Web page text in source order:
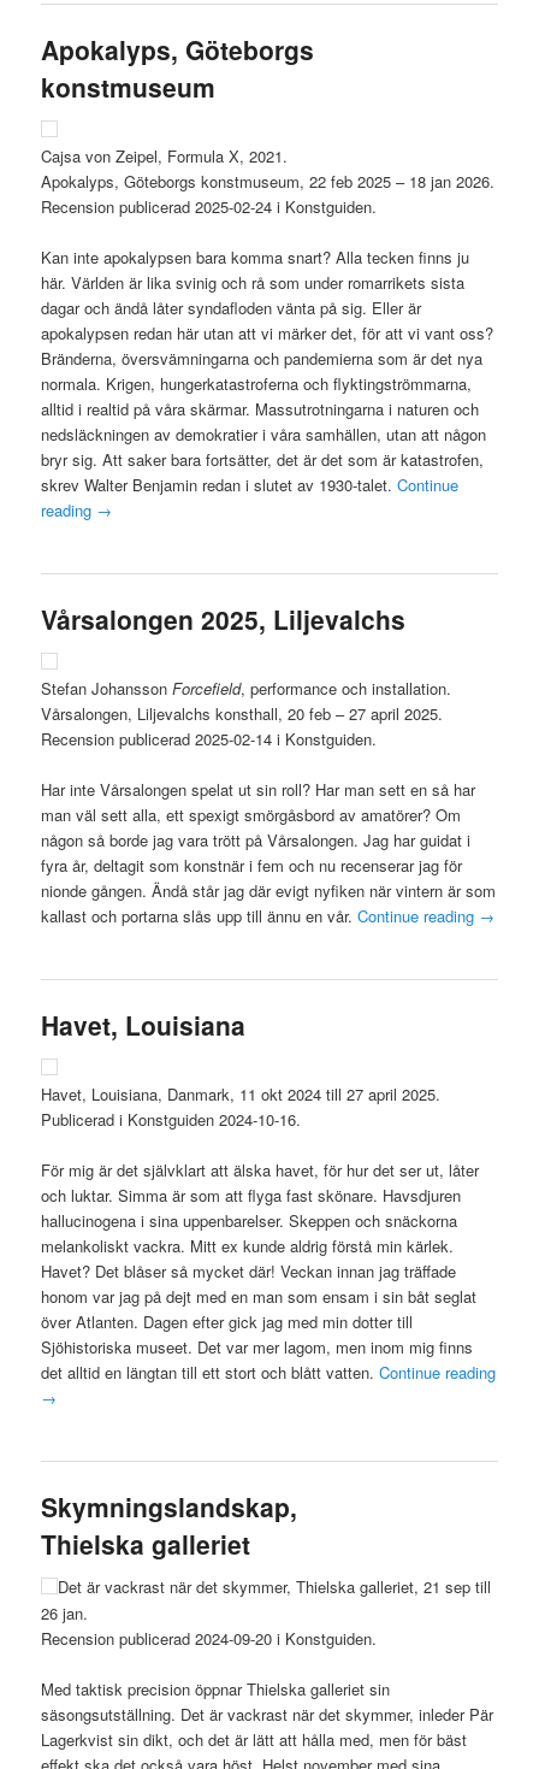
Apokalyps, Göteborgs
konstmuseum
Cajsa von Zeipel, Formula X, 2021.
Apokalyps, Göteborgs konstmuseum, 22 feb 2025 – 18 jan 2026.
Recension publicerad 2025-02-24 i Konstguiden.
Kan inte apokalypsen bara komma snart? Alla tecken finns ju
här. Världen är lika svinig och rå som under romarrikets sista
dagar och ändå låter syndafloden vänta på sig. Eller är
apokalypsen redan här utan att vi märker det, för att vi vant oss?
Bränderna, översvämningarna och pandemierna som är det nya
normala. Krigen, hungerkatastroferna och flyktingströmmarna,
alltid i realtid på våra skärmar. Massutrotningarna i naturen och
nedsläckningen av demokratier i våra samhällen, utan att någon
bryr sig. Att saker bara fortsätter, det är det som är katastrofen,
skrev Walter Benjamin redan i slutet av 1930-talet.Continue
reading →
Vårsalongen 2025, Liljevalchs
Stefan JohanssonForcefield, performance och installation.
Vårsalongen, Liljevalchs konsthall, 20 feb – 27 april 2025.
Recension publicerad 2025-02-14 i Konstguiden.
Har inte Vårsalongen spelat ut sin roll? Har man sett en så har
man väl sett alla, ett spexigt smörgåsbord av amatörer? Om
någon så borde jag vara trött på Vårsalongen. Jag har guidat i
fyra år, deltagit som konstnär i fem och nu recenserar jag för
nionde gången. Ändå står jag där evigt nyfiken när vintern är som
kallast och portarna slås upp till ännu en vår.Continue reading →
Havet, Louisiana
Havet, Louisiana, Danmark, 11 okt 2024 till 27 april 2025.
Publicerad i Konstguiden 2024-10-16.
För mig är det självklart att älska havet, för hur det ser ut, låter
och luktar. Simma är som att flyga fast skönare. Havsdjuren
hallucinogena i sina uppenbarelser. Skeppen och snäckorna
melankoliskt vackra. Mitt ex kunde aldrig förstå min kärlek.
Havet? Det blåser så mycket där! Veckan innan jag träffade
honom var jag på dejt med en man som ensam i sin båt seglat
över Atlanten. Dagen efter gick jag med min dotter till
Sjöhistoriska museet. Det var mer lagom, men inom mig finns
det alltid en längtan till ett stort och blått vatten.Continue reading
→
Skymningslandskap,
Thielska galleriet
Det är vackrast när det skymmer, Thielska galleriet, 21 sep till
26 jan.
Recension publicerad 2024-09-20 i Konstguiden.
Med taktisk precision öppnar Thielska galleriet sin
säsongsutställning. Det är vackrast när det skymmer, inleder Pär
Lagerkvist sin dikt, och det är lätt att hålla med, men för bäst